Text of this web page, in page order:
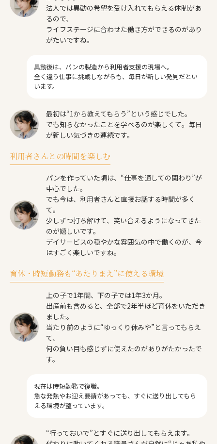
法人では異動の希望を受け入れてもらえる体制があ
るので、
ライフステージに合わせた働き方ができるのがあり
がたいですね。
異動後は、パンの製造から利用者支援の現場へ。
全く違う仕事に挑戦しながらも、毎日が新しい発見だとい
います。
最初は“1から教えてもらう”という感じでした。
でも知らなかったことを学べるのが楽しくて。毎日
が新しい気づきの連続です。
利用者さんとの時間を楽しむ
パンを作っていた頃は、“仕事を通しての関わり”が
中心でした。
でも今は、利用者さんと直接お話する時間が多く
て。
少しずつ打ち解けて、笑い合えるようになってきた
のが嬉しいです。
デイサービスの穏やかな雰囲気の中で働くのが、今
はすごく楽しいですね。
育休・時短勤務も“あたりまえ”に使える環境
上の子で1年間、下の子では1年3か月。
出産前も含めると、全部で2年半ほど育休をいただき
ました。
当たり前のように“ゆっくり休みや”と言ってもらえ
て、
何の負い目も感じずに使えたのがありがたかったで
す。
現在は時短勤務で復職。
急な発熱やお迎え要請があっても、すぐに送り出してもら
える環境が整っています。
“行っておいで”とすぐに送り出してもらえます。